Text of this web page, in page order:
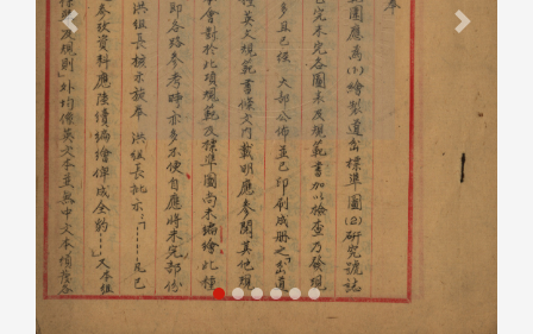
Previous Next